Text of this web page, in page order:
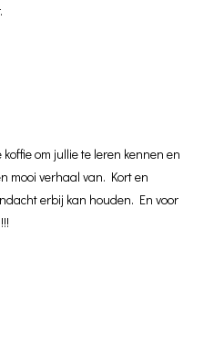
om jullie te leren kennen en
mooi verhaal van. Kort en
erbij kan houden. En voor